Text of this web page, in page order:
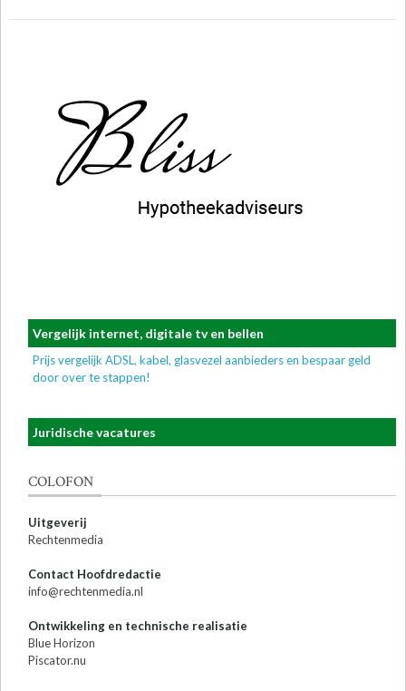
Vergelijk internet, digitale tv en bellen
Prijs vergelijk ADSL, kabel, glasvezel aanbieders en bespaar geld
door over te stappen!
Juridische vacatures
COLOFON
Uitgeverij
Rechtenmedia
Contact Hoofdredactie
info@rechtenmedia.nl
Ontwikkeling en technische realisatie
Blue Horizon
Piscator.nu